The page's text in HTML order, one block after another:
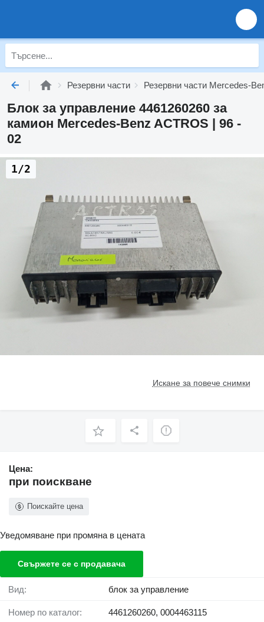
Резервни части Резервни части Mercedes-
Блок за управление 4461260260 за
камион Mercedes-Benz ACTROS | 96 -
02
Искане за повече снимки
1/2
Цена:
при поискване
Поискайте цена
Уведомяване при промяна в цената
Свържете се с продавача
Вид: блок за управление
Номер по каталог: 4461260260, 0004463115